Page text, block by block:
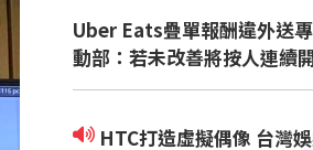
Uber Eats疊單報酬違外送
動部：若未改善將按人連續